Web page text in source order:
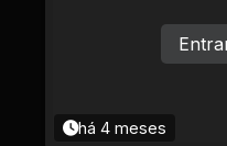
há 4 meses